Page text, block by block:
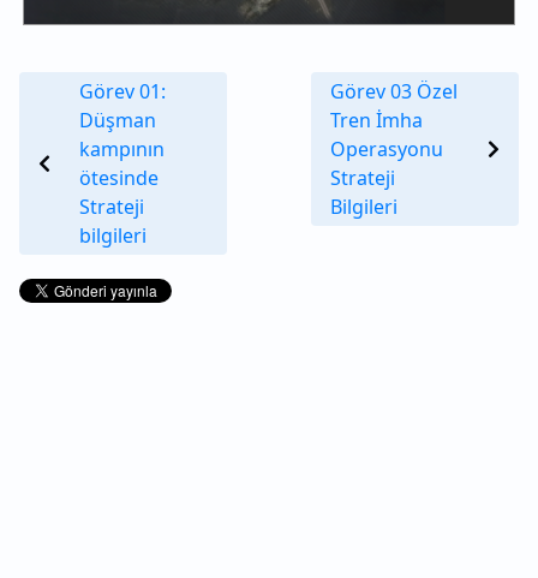
Görev 01:
Düşman
kampının
ötesinde
Strateji
bilgileri
Görev 03 Özel
Tren İmha
Operasyonu
Strateji
Bilgileri